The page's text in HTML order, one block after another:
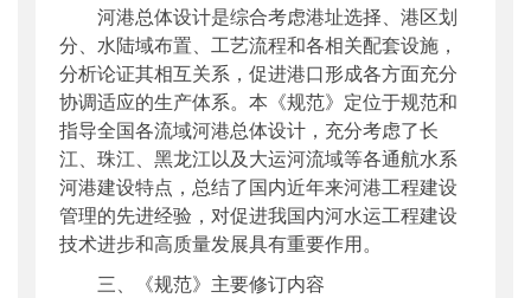
河港总体设计是综合考虑港址选择、港区划
分、水陆域布置、工艺流程和各相关配套设施，
分析论证其相互关系，促进港口形成各方面充分
协调适应的生产体系。本《规范》定位于规范和
指导全国各流域河港总体设计，充分考虑了长
江、珠江、黑龙江以及大运河流域等各通航水系
河港建设特点，总结了国内近年来河港工程建设
管理的先进经验，对促进我国内河水运工程建设
技术进步和高质量发展具有重要作用。
三、《规范》主要修订内容